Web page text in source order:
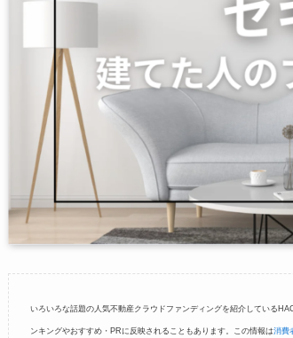
いろいろな話題の人気不動産クラウドファンディングを紹介している
ンキングやおすすめ・PRに反映されることもあります。この情報は消費